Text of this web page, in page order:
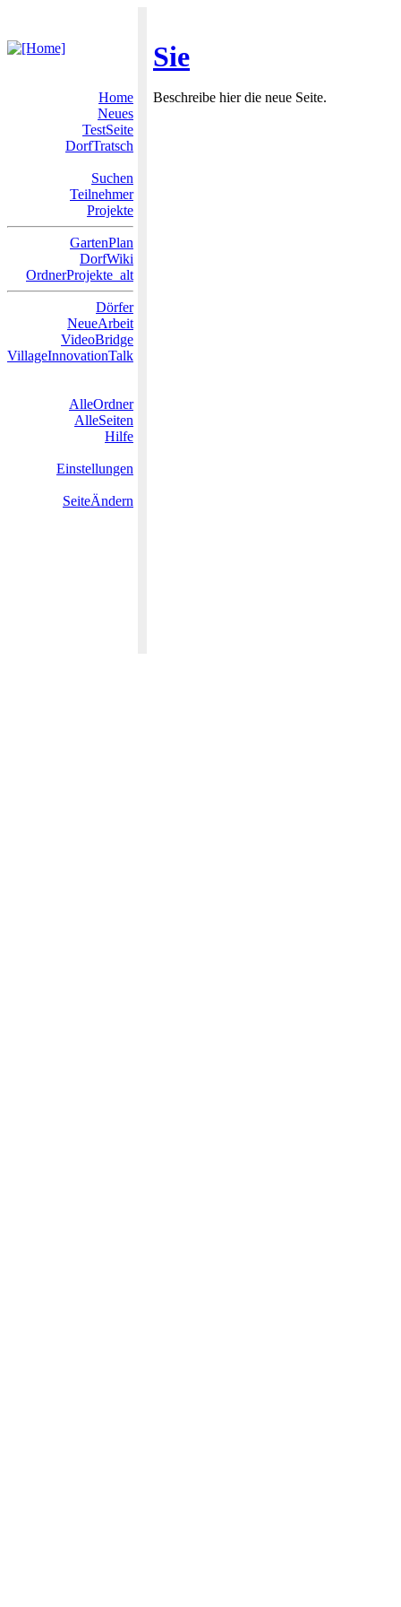
Sie
Home
Neues
TestSeite
DorfTratsch
Suchen
Teilnehmer
Projekte
GartenPlan
DorfWiki
OrdnerProjekte_alt
Dörfer
NeueArbeit
VideoBridge
VillageInnovationTalk
AlleOrdner
AlleSeiten
Hilfe
Einstellungen
SeiteÄndern
Beschreibe hier die neue Seite.